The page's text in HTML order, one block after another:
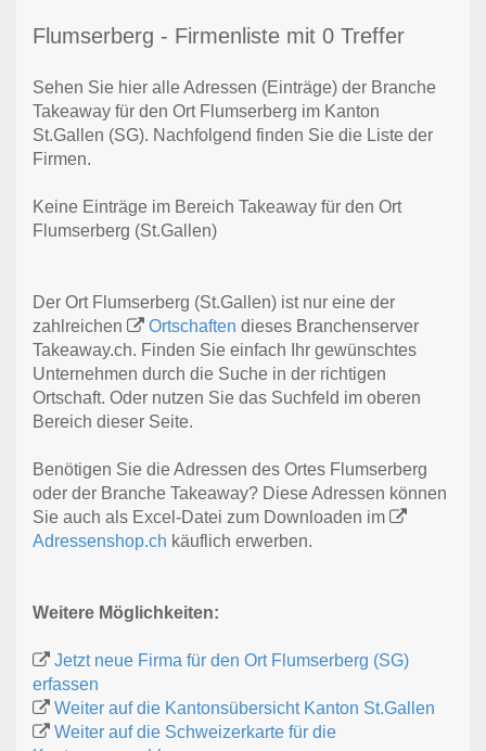
Flumserberg - Firmenliste mit 0 Treffer
Sehen Sie hier alle Adressen (Einträge) der Branche
Takeaway für den Ort Flumserberg im Kanton
St.Gallen (SG). Nachfolgend finden Sie die Liste der
Firmen.
Keine Einträge im Bereich Takeaway für den Ort
Flumserberg (St.Gallen)
Der Ort Flumserberg (St.Gallen) ist nur eine der
zahlreichen
Ortschaften dieses Branchenserver
Takeaway.ch. Finden Sie einfach Ihr gewünschtes
Unternehmen durch die Suche in der richtigen
Ortschaft. Oder nutzen Sie das Suchfeld im oberen
Bereich dieser Seite.
Benötigen Sie die Adressen des Ortes Flumserberg
oder der Branche Takeaway? Diese Adressen können
Sie auch als Excel-Datei zum Downloaden im
Adressenshop.ch käuflich erwerben.
Weitere Möglichkeiten:
Jetzt neue Firma für den Ort Flumserberg (SG)
erfassen
Weiter auf die Kantonsübersicht Kanton St.Gallen
Weiter auf die Schweizerkarte für die